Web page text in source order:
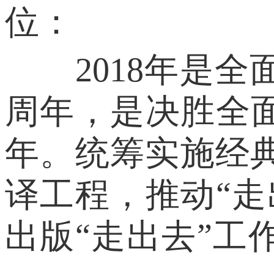
位：
2018年是全面
周年，是决胜全
年。统筹实施经
译工程，推动“
出版“走出去”工